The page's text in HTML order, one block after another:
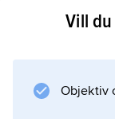
Gustaf von
Vill
Objektiv